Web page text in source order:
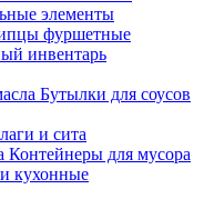
элементы
фуршетные
инвентарь
Бутылки для соусов
и сита
Контейнеры для мусора
кухонные